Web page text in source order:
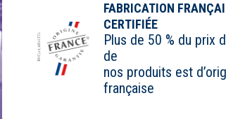
FABRICATION
CERTIFIÉE
Plus de 50 % du prix
de
nos produits est
française